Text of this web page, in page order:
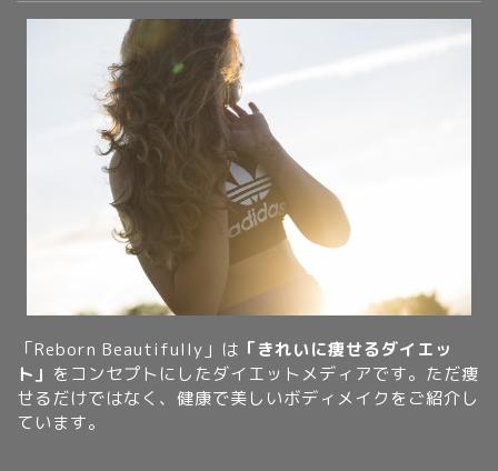
「Reborn Beautifully」は 「きれいに痩せるダイエッ
ト」 をコンセプトにしたダイエットメディアです。ただ痩
せるだけではなく、健康で美しいボディメイクをご紹介し
ています。